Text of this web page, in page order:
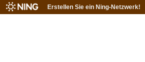
Erstellen Sie ein Ning-Netzwerk!